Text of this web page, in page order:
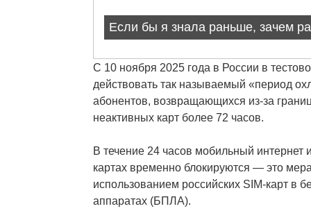
С 10 ноября 2025 года в России в
действовать так называемый «период
абонентов, возвращающихся из-за
неактивных карт более 72 часов.
В течение 24 часов мобильный интернет
картах временно блокируются — это
использованием российских SIM-карт в
аппаратах (БПЛА).